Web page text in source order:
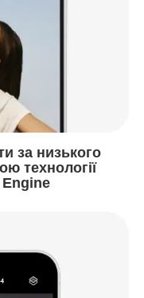
за низького
технології